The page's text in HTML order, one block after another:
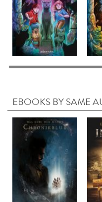
EBOOKS BY SAME